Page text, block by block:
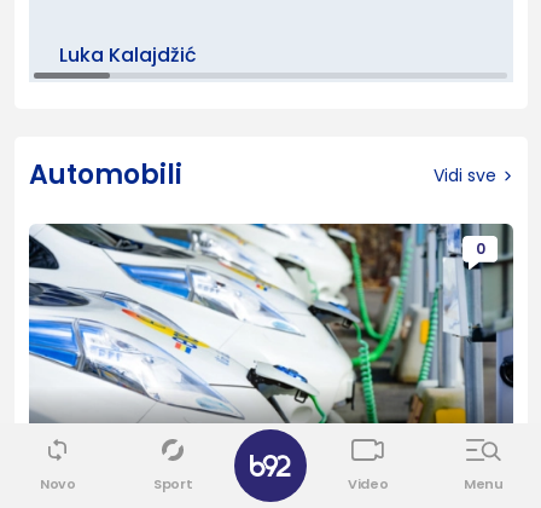
Luka Kalajdžić
Automobili Vidi sve
0
Visoki napon
Novo Sport Video Menu